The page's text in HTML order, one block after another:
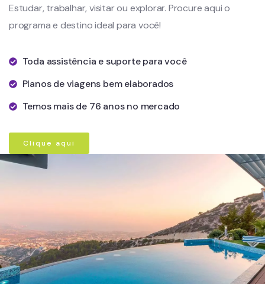
Estudar, trabalhar, visitar ou explorar. Procure aqui o
programa e destino ideal para você!
Toda assistência e suporte para você
Planos de viagens bem elaborados
Temos mais de 76 anos no mercado
Clique aqui